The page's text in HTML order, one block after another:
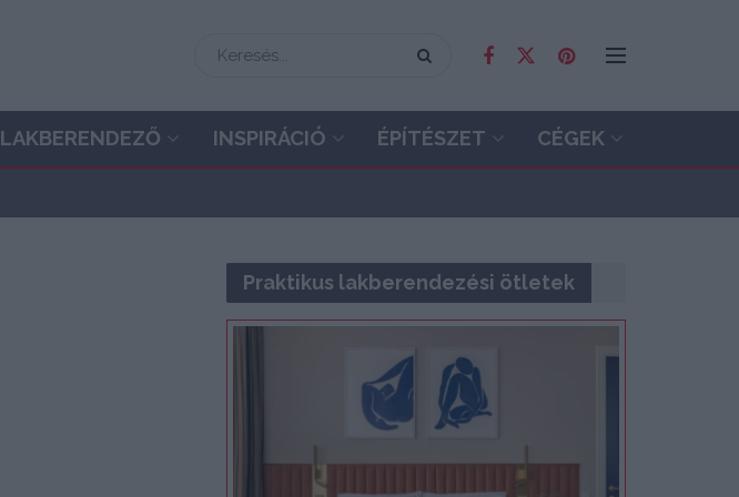
LAKBERENDEZŐ INSPIRÁCIÓ ÉPÍTÉSZET CÉGEK
Praktikus lakberendezési ötletek